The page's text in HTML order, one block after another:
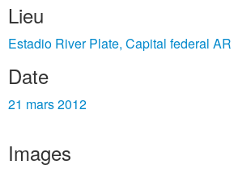
Lieu
Estadio River Plate, Capital federal AR
Date
21 mars 2012
Images